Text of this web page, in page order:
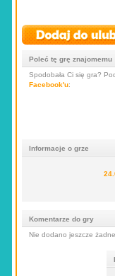
Poleć tę grę znajomemu
Spodobała Ci się gra?
Facebook'u:
Informacje o grze
Komentarze do gry
Nie dodano jeszcze